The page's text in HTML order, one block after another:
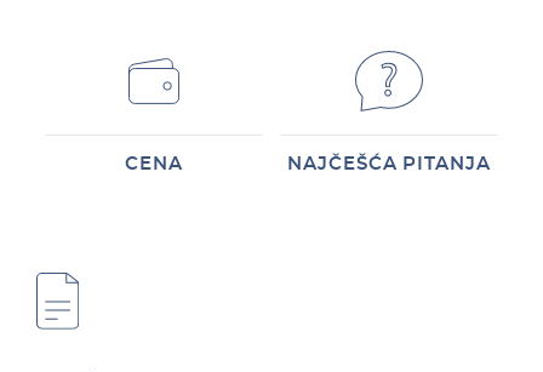
CENA NAJČEŠĆA PITANJA